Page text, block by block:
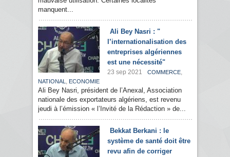
manquent...
Ali Bey Nasri : "
l’internationalisation des
entreprises algériennes
est une nécessité"
23 sep 2021 COMMERCE,
NATIONAL , ECONOMIE
Ali Bey Nasri, président de l’Anexal, Association
nationale des exportateurs algériens, est revenu
jeudi à l’émission « l’Invité de la Rédaction » de...
Bekkat Berkani : le
système de santé doit être
revu afin de corriger